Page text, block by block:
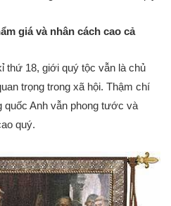
giá và nhân cách cao cả
thứ 18, giới quý tộc vẫn là chủ
trọng trong xã hội. Thậm chí
quốc Anh vẫn phong tước và
quý.